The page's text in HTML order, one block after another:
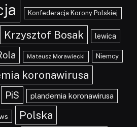
Konfederacja Korony Polskiej
Krzysztof Bosak lewica
Mateusz Morawiecki Niemcy
koronawirusa
PiS plandemia koronawirusa
Polska